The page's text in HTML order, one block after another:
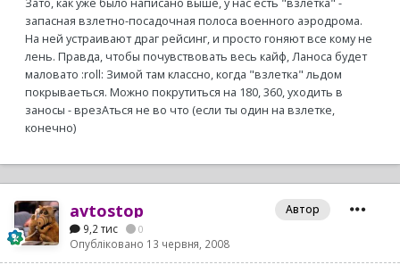
запасная взлетно-посадочная полоса военного аэродрома.
На ней устраивают драг рейсинг, и просто гоняют все кому не
лень. Правда, чтобы почувствовать весь кайф, Ланоса будет
маловато :roll: Зимой там классно, когда "взлетка" льдом
покрываеться. Можно покрутиться на 180, 360, уходить в
заносы - врезАться не во что (если ты один на взлетке,
конечно)
avtostop
9,2 тис 0
Опубліковано 13 червня, 2008
Автор